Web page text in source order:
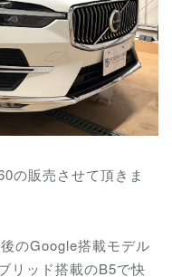
の販売させて頂きま
のGoogle搭載モデル
リッド搭載のB5で快